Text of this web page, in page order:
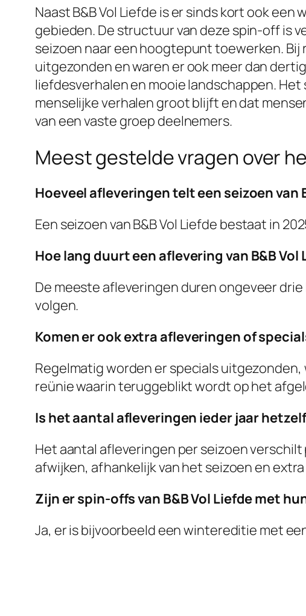
Naast B&B Vol Liefde is er sinds kort ook
gebieden. De structuur van deze spin-off is
seizoen naar een hoogtepunt toewerken.
uitgezonden en waren er ook meer dan
liefdesverhalen en mooie landschappen.
menselijke verhalen groot blijft en dat
van een vaste groep deelnemers.
Meest gestelde vragen over
Hoeveel afleveringen telt een seizoen van
Een seizoen van B&B Vol Liefde bestaat in
Hoe lang duurt een aflevering van B&B Vol
De meeste afleveringen duren ongeveer
volgen.
Komen er ook extra afleveringen of
Regelmatig worden er specials
reünie waarin teruggeblikt wordt op het
Is het aantal afleveringen ieder jaar
Het aantal afleveringen per seizoen verschilt
afwijken, afhankelijk van het seizoen en
Zijn er spin-offs van B&B Vol Liefde met
Ja, er is bijvoorbeeld een wintereditie met